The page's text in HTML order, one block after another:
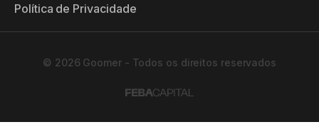
Política de Privacidade
© 2026 Goomer - Todos os direitos reservados